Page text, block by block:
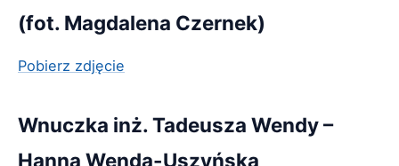
(fot. Magdalena Czernek)
Pobierz zdjęcie
Wnuczka inż. Tadeusza Wendy –
Hanna Wenda-Uszyńska